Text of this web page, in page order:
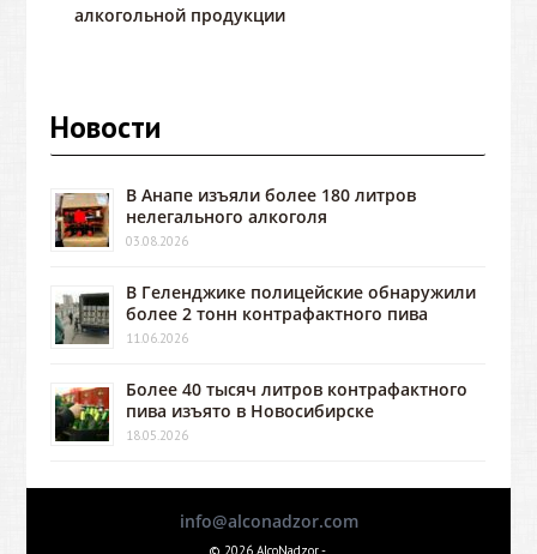
алкогольной продукции
Новости
В Анапе изъяли более 180 литров
нелегального алкоголя
03.08.2026
В Геленджике полицейские обнаружили
более 2 тонн контрафактного пива
11.06.2026
Более 40 тысяч литров контрафактного
пива изъято в Новосибирске
18.05.2026
info@alconadzor.com
© 2026 AlcoNadzor -